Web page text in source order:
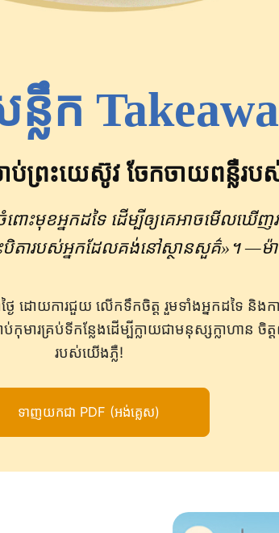
លឹក
ប់ព្រះយេស៊ូវ ចែកចាយពន្លឺរប
ចំពោះ​មុខ​អ្នក​ដទៃ ដើម្បី​ឲ្យ​គេ​អាច​មើល​ឃើ
បិតារបស់អ្នកដែលគង់នៅស្ថានសួគ៌»។ —
ងៃ ដោយ​ការ​ជួយ លើក​ទឹក​ចិត្ត រួម​ទាំង​អ្នក​ដទៃ និ
មារ​គ្រប់​ទីកន្លែង​ដើម្បី​ក្លាយ​ជា​មនុស្ស​ក្លាហាន ចិ
របស់យើងភ្លឺ!
ទាញយកជា PDF (អង់គ្លេស)